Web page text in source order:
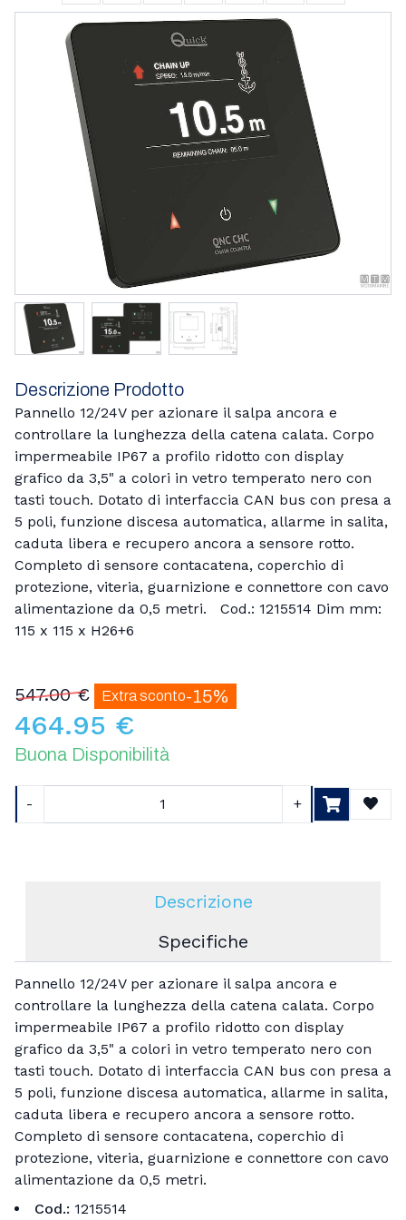
Descrizione Prodotto
Pannello 12/24V per azionare il salpa ancora e
controllare la lunghezza della catena calata. Corpo
impermeabile IP67 a profilo ridotto con display
grafico da 3,5" a colori in vetro temperato nero con
tasti touch. Dotato di interfaccia CAN bus con presa a
5 poli, funzione discesa automatica, allarme in salita,
caduta libera e recupero ancora a sensore rotto.
Completo di sensore contacatena, coperchio di
protezione, viteria, guarnizione e connettore con cavo
alimentazione da 0,5 metri. Cod.: 1215514 Dim mm:
115 x 115 x H26+6
547.00 € Extra sconto-15%
464.95 €
Buona Disponibilità
-
+
Descrizione
Specifiche
Pannello 12/24V per azionare il salpa ancora e
controllare la lunghezza della catena calata. Corpo
impermeabile IP67 a profilo ridotto con display
grafico da 3,5" a colori in vetro temperato nero con
tasti touch. Dotato di interfaccia CAN bus con presa a
5 poli, funzione discesa automatica, allarme in salita,
caduta libera e recupero ancora a sensore rotto.
Completo di sensore contacatena, coperchio di
protezione, viteria, guarnizione e connettore con cavo
alimentazione da 0,5 metri.
Cod.: 1215514